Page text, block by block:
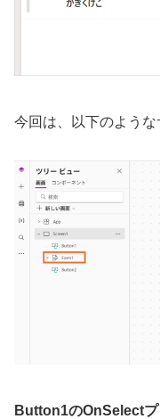
今回は、以下のような
Button1のOnSelectプ